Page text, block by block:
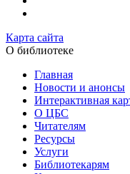
Карта сайта
О библиотеке
Главная
Новости и анонсы
Интерактивная
О ЦБС
Читателям
Ресурсы
Услуги
Библиотекарям